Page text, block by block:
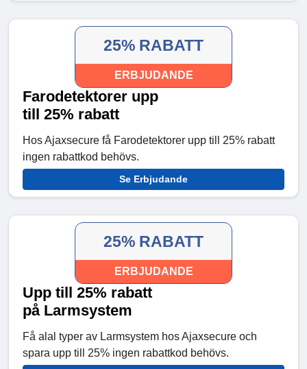
25% RABATT
ERBJUDANDE
Farodetektorer upp
till 25% rabatt
Hos Ajaxsecure få Farodetektorer upp till 25% rabatt
ingen rabattkod behövs.
Se Erbjudande
25% RABATT
ERBJUDANDE
Upp till 25% rabatt
på Larmsystem
Få alal typer av Larmsystem hos Ajaxsecure och
spara upp till 25% ingen rabattkod behövs.